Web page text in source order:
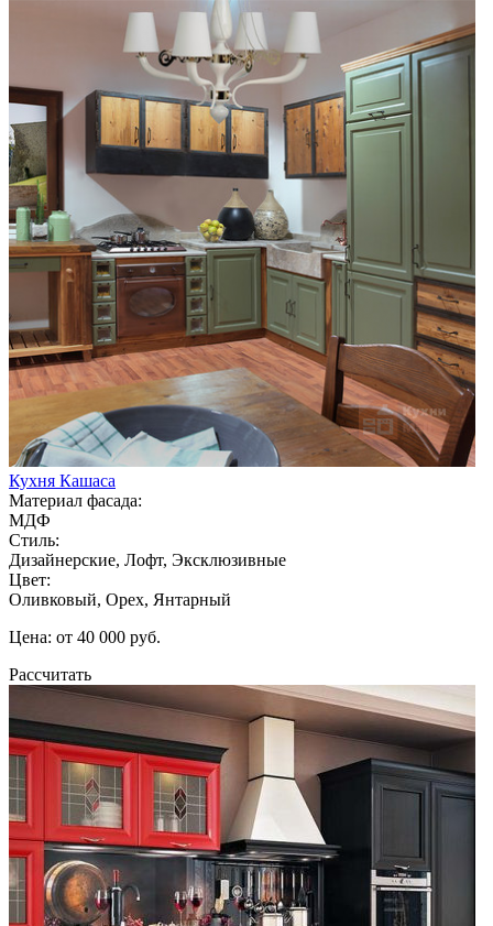
Кухня Кашаса
Материал фасада:
МДФ
Стиль:
Дизайнерские, Лофт, Эксклюзивные
Цвет:
Оливковый, Орех, Янтарный
Цена: от 40 000 руб.
Рассчитать